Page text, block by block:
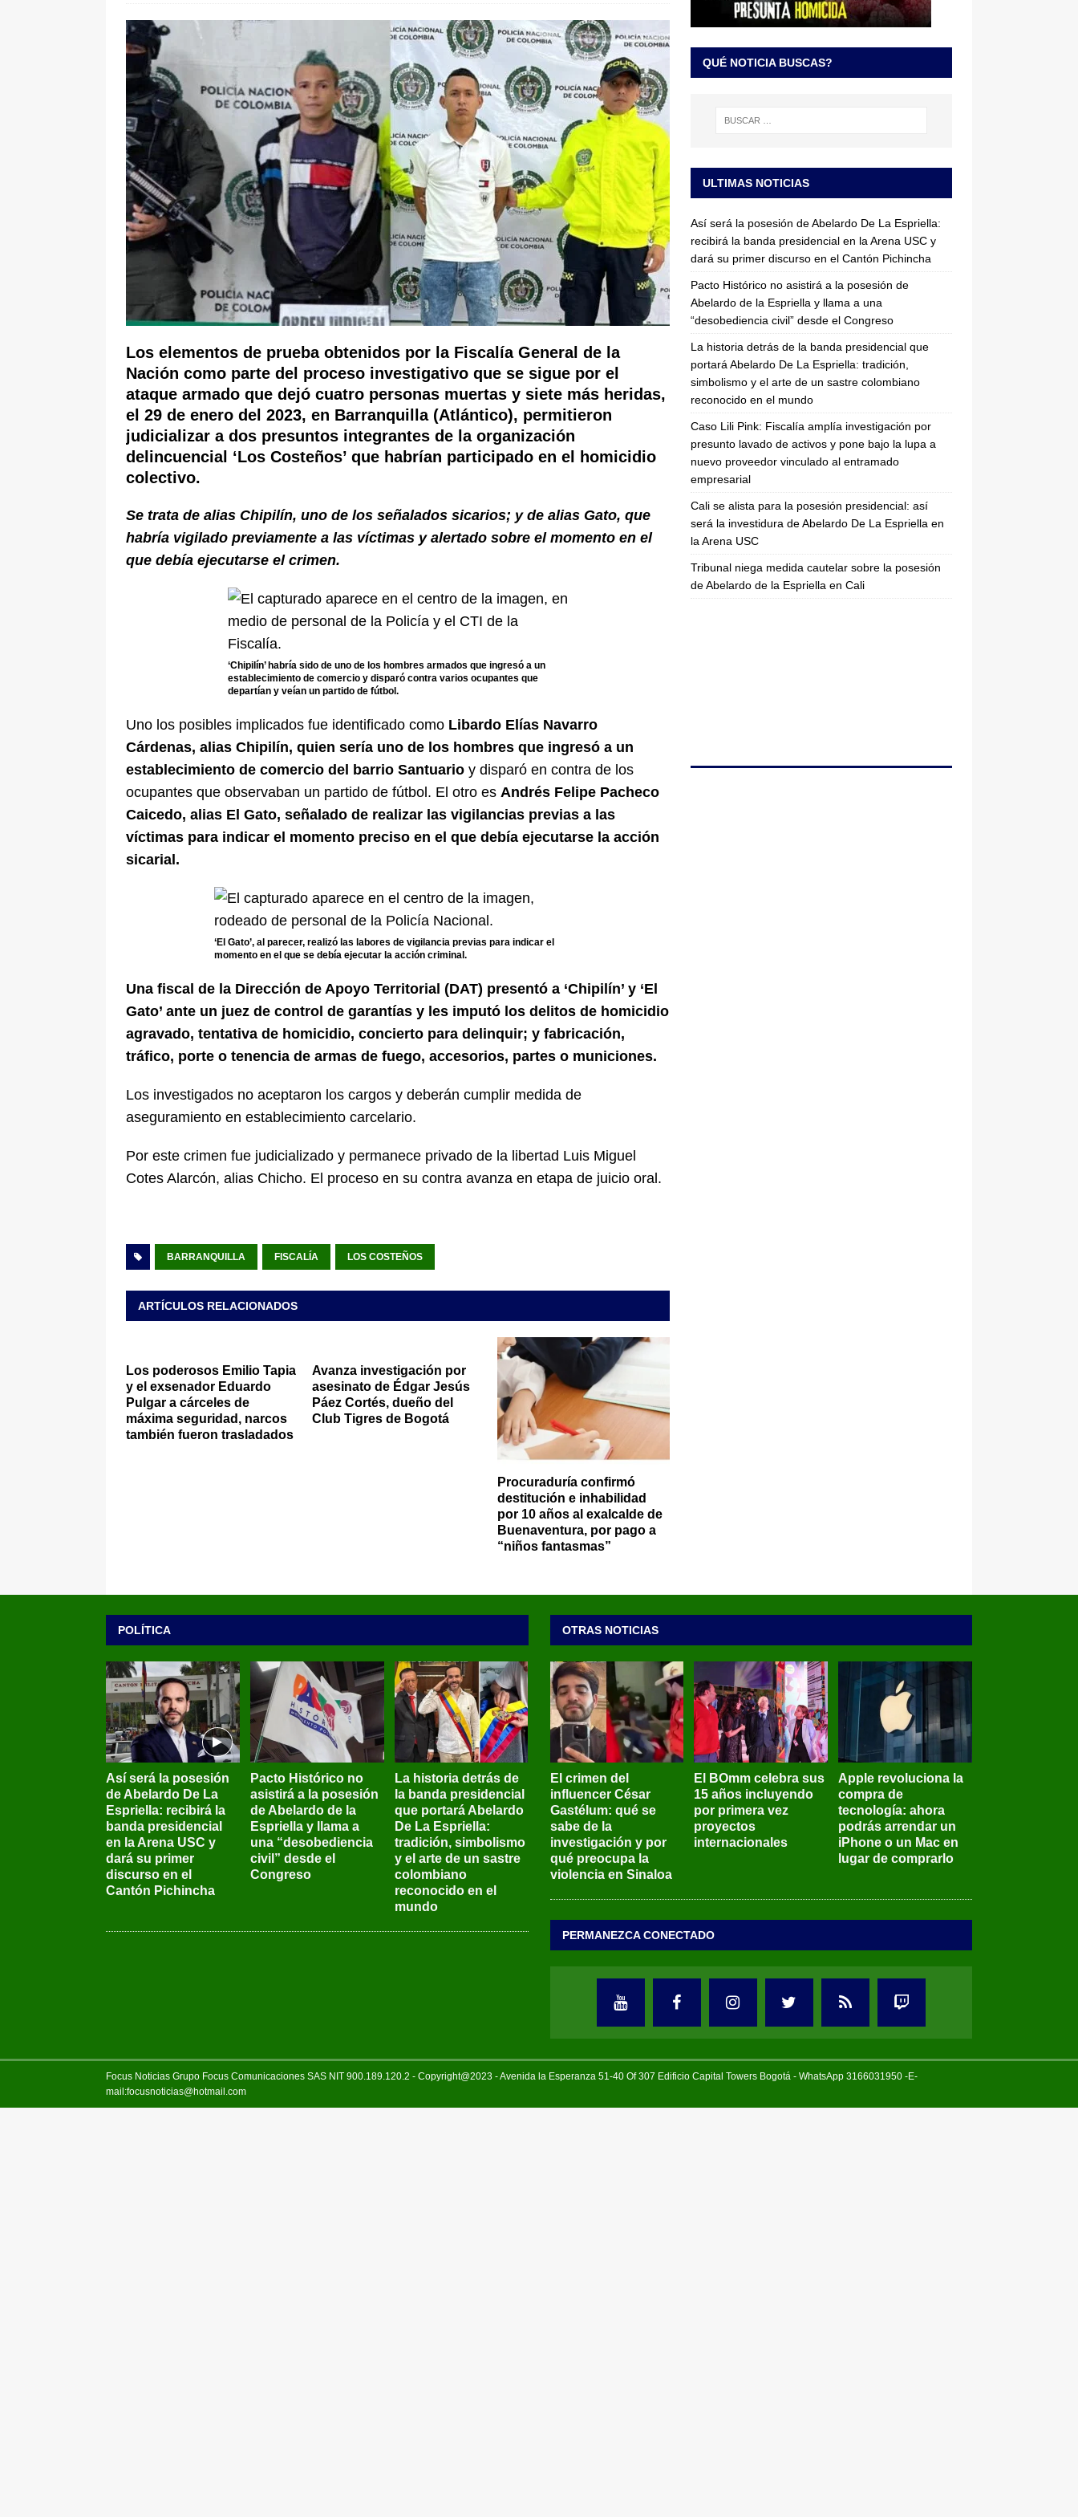
[ 6 de agosto de 2026 ] Cali se alista para la posesión presidencial: así será la investidura de Abelardo
De La Espriella en la Arena USC LO ÚLTIMO
Los elementos de prueba obtenidos por la Fiscalía General de la
Nación como parte del proceso investigativo que se sigue por el
ataque armado que dejó cuatro personas muertas y siete más heridas,
el 29 de enero del 2023, en Barranquilla (Atlántico), permitieron
judicializar a dos presuntos integrantes de la organización
delincuencial ‘Los Costeños’ que habrían participado en el homicidio
colectivo.
Se trata de alias Chipilín, uno de los señalados sicarios; y de alias Gato, que
habría vigilado previamente a las víctimas y alertado sobre el momento en el
que debía ejecutarse el crimen.
‘Chipilín’ habría sido de uno de los hombres armados que ingresó a un
establecimiento de comercio y disparó contra varios ocupantes que
departían y veían un partido de fútbol.
Uno los posibles implicados fue identificado como Libardo Elías Navarro
Cárdenas, alias Chipilín, quien sería uno de los hombres que ingresó a un
establecimiento de comercio del barrio Santuario y disparó en contra de los
ocupantes que observaban un partido de fútbol. El otro es Andrés Felipe Pacheco
Caicedo, alias El Gato, señalado de realizar las vigilancias previas a las
víctimas para indicar el momento preciso en el que debía ejecutarse la acción
sicarial.
‘El Gato’, al parecer, realizó las labores de vigilancia previas para indicar el
momento en el que se debía ejecutar la acción criminal.
Una fiscal de la Dirección de Apoyo Territorial (DAT) presentó a ‘Chipilín’ y ‘El
Gato’ ante un juez de control de garantías y les imputó los delitos de homicidio
agravado, tentativa de homicidio, concierto para delinquir; y fabricación,
tráfico, porte o tenencia de armas de fuego, accesorios, partes o municiones.
Los investigados no aceptaron los cargos y deberán cumplir medida de
aseguramiento en establecimiento carcelario.
Por este crimen fue judicializado y permanece privado de la libertad Luis Miguel
Cotes Alarcón, alias Chicho. El proceso en su contra avanza en etapa de juicio oral.
BARRANQUILLA FISCALÍA LOS COSTEÑOS
ARTÍCULOS RELACIONADOS
Los poderosos Emilio Tapia
y el exsenador Eduardo
Pulgar a cárceles de
máxima seguridad, narcos
también fueron trasladados
Avanza investigación por
asesinato de Édgar Jesús
Páez Cortés, dueño del
Club Tigres de Bogotá
Procuraduría confirmó
destitución e inhabilidad
por 10 años al exalcalde de
Buenaventura, por pago a
“niños fantasmas”
QUÉ NOTICIA BUSCAS?
ULTIMAS NOTICIAS
Así será la posesión de Abelardo De La Espriella:
recibirá la banda presidencial en la Arena USC y
dará su primer discurso en el Cantón Pichincha
Pacto Histórico no asistirá a la posesión de
Abelardo de la Espriella y llama a una
“desobediencia civil” desde el Congreso
La historia detrás de la banda presidencial que
portará Abelardo De La Espriella: tradición,
simbolismo y el arte de un sastre colombiano
reconocido en el mundo
Caso Lili Pink: Fiscalía amplía investigación por
presunto lavado de activos y pone bajo la lupa a
nuevo proveedor vinculado al entramado
empresarial
Cali se alista para la posesión presidencial: así
será la investidura de Abelardo De La Espriella en
la Arena USC
Tribunal niega medida cautelar sobre la posesión
de Abelardo de la Espriella en Cali
POLÍTICA
Así será la posesión
de Abelardo De La
Espriella: recibirá la
banda presidencial
en la Arena USC y
dará su primer
discurso en el
Cantón Pichincha
Pacto Histórico no
asistirá a la posesión
de Abelardo de la
Espriella y llama a
una “desobediencia
civil” desde el
Congreso
La historia detrás de
la banda presidencial
que portará Abelardo
De La Espriella:
tradición, simbolismo
y el arte de un sastre
colombiano
reconocido en el
mundo
OTRAS NOTICIAS
El crimen del
influencer César
Gastélum: qué se
sabe de la
investigación y por
qué preocupa la
violencia en Sinaloa
El BOmm celebra sus
15 años incluyendo
por primera vez
proyectos
internacionales
Apple revoluciona la
compra de
tecnología: ahora
podrás arrendar un
iPhone o un Mac en
lugar de comprarlo
PERMANEZCA CONECTADO
Focus Noticias Grupo Focus Comunicaciones SAS NIT 900.189.120.2 - Copyright@2023 - Avenida la Esperanza 51-40 Of 307 Edificio Capital Towers Bogotá - WhatsApp 3166031950 -E-
mail:focusnoticias@hotmail.com